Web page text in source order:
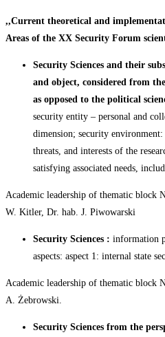
,,Current theoretical and
Areas of the XX Security Forum
Security Sciences and their
and object, considered from
as opposed to the political
security entity – personal and
dimension; security
threats, and interests of the
satisfying associated needs,
Academic leadership of thematic block
W. Kitler, Dr. hab. J. Piwowarski
Security Sciences : information
aspects: aspect 1: internal state
Academic leadership of thematic
A. Żebrowski.
Security Sciences from the